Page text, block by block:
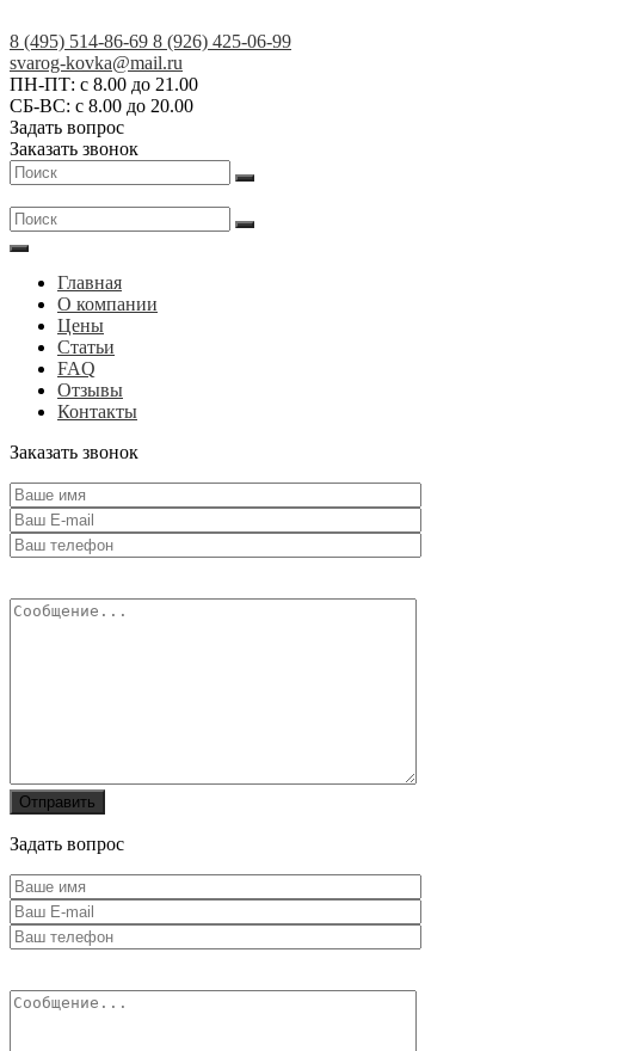
to
content
Кованые
изделия
на
заказ
в
и
МО
АртСКМ
8 (495) 514-86-69 8 (926) 425-06-99
svarog-kovka@mail.ru
ПН-ПТ: с 8.00 до 21.00
СБ-ВС: с 8.00 до 20.00
Задать вопрос
Заказать звонок
Главная
О компании
Цены
Статьи
FAQ
Отзывы
Контакты
Заказать звонок
Задать вопрос